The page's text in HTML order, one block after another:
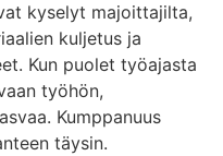
kyselyt majoittajilta,
kuljetus ja
Kun puolet työajasta
työhön,
Kumppanuus
täysin.